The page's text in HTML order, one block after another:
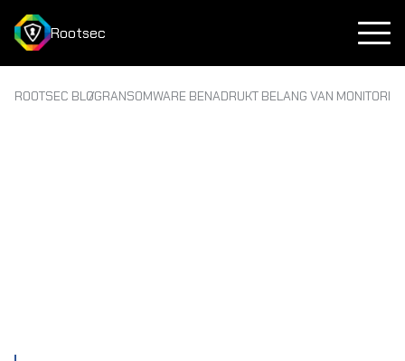
Rootsec
ROOTSEC BLOGRANSOMWARE BENADRUKT BELANG VAN